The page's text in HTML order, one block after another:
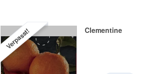
Verpasst! Clementine